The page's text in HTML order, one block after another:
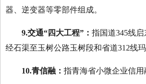
器、逆变器等零部件组成。
9.交通“四大工程”： 指国道345线
经石渠至玉树公路玉树段和省道312线玛
10.青信融 ： 指青海省小微企业信用